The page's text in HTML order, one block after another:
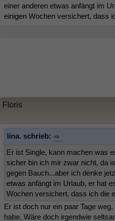
einer anderen etwas anfängt im
einigen Wochen versichert, dass
Floris
lina. schrieb:
Er ist Single, kann machen was
sicher bin ich mir zwar nicht, da
gegen Bauch...aber ich denke
etwas anfängt im Urlaub, er hat
Wochen versichert, dass ich die
Er ist doch nur ein paar Tage
habe. Wäre doch irgendwie